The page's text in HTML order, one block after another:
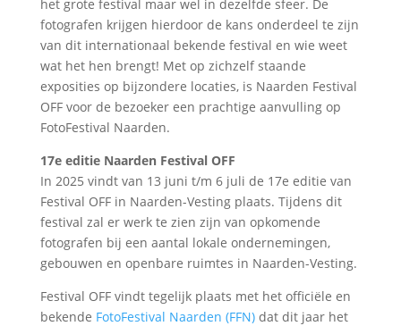
het grote festival maar wel in dezelfde sfeer. De
fotografen krijgen hierdoor de kans onderdeel te zijn
van dit internationaal bekende festival en wie weet
wat het hen brengt! Met op zichzelf staande
exposities op bijzondere locaties, is Naarden Festival
OFF voor de bezoeker een prachtige aanvulling op
FotoFestival Naarden.
17e editie Naarden Festival OFF
In 2025 vindt van 13 juni t/m 6 juli de 17e editie van
Festival OFF in Naarden-Vesting plaats. Tijdens dit
festival zal er werk te zien zijn van opkomende
fotografen bij een aantal lokale ondernemingen,
gebouwen en openbare ruimtes in Naarden-Vesting.
Festival OFF vindt tegelijk plaats met het officiële en
bekende FotoFestival Naarden (FFN)dat dit jaar het